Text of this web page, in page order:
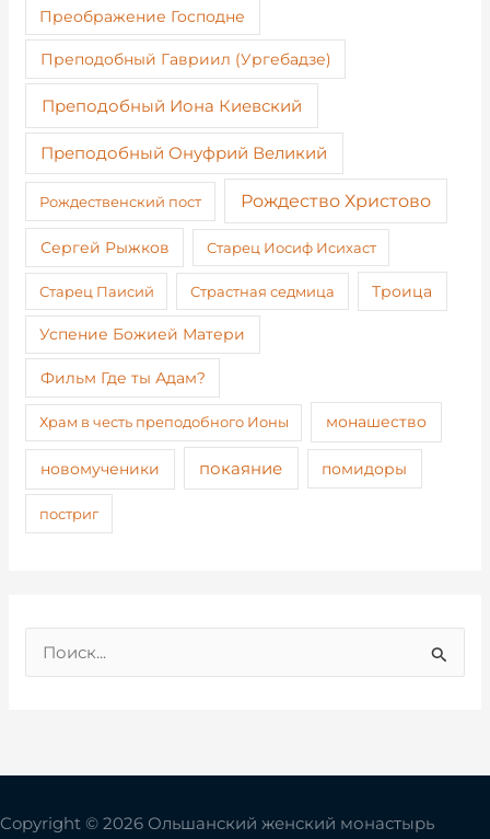
Преображение Господне
Преподобный Гавриил (Ургебадзе)
Преподобный Иона Киевский
Преподобный Онуфрий Великий
Рождественский пост Рождество Христово
Сергей Рыжков Старец Иосиф Исихаст
Старец Паисий Страстная седмица Троица
Успение Божией Матери
Фильм Где ты Адам?
Храм в честь преподобного Ионы монашество
новомученики покаяние помидоры
постриг
:
Copyright © 2026 Ольшанский женский монастырь